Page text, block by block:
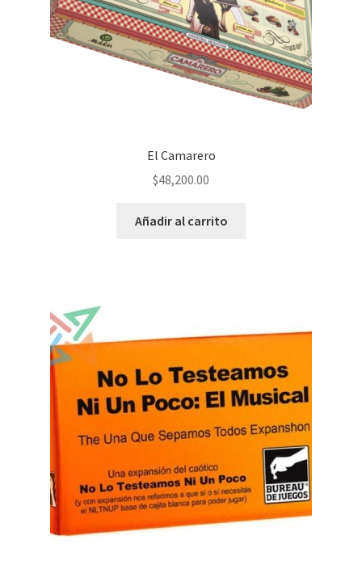
El Camarero
$48,200.00
Añadir al carrito